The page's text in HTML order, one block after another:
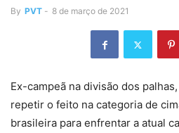
By PVT - 8 de março de 2021
Ex-campeã na divisão dos
repetir o feito na categoria de
brasileira para enfrentar a atual